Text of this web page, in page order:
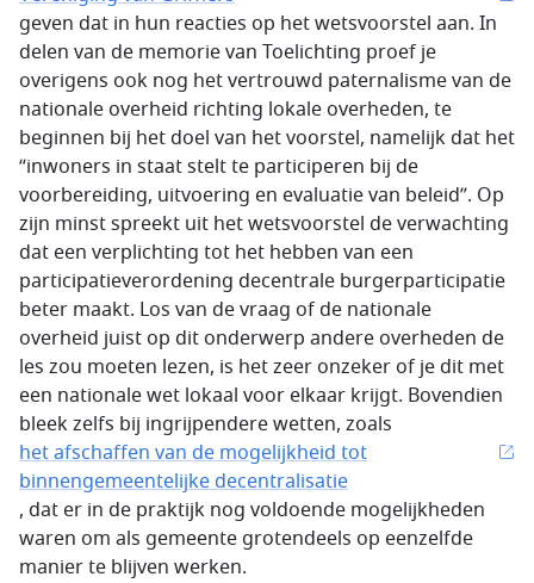
geven dat in hun reacties op het wetsvoorstel aan. In
delen van de memorie van Toelichting proef je
overigens ook nog het vertrouwd paternalisme van de
nationale overheid richting lokale overheden, te
beginnen bij het doel van het voorstel, namelijk dat het
“inwoners in staat stelt te participeren bij de
voorbereiding, uitvoering en evaluatie van beleid”. Op
zijn minst spreekt uit het wetsvoorstel de verwachting
dat een verplichting tot het hebben van een
participatieverordening decentrale burgerparticipatie
beter maakt. Los van de vraag of de nationale
overheid juist op dit onderwerp andere overheden de
les zou moeten lezen, is het zeer onzeker of je dit met
een nationale wet lokaal voor elkaar krijgt. Bovendien
bleek zelfs bij ingrijpendere wetten, zoals
het afschaffen van de mogelijkheid tot
binnengemeentelijke decentralisatie
, dat er in de praktijk nog voldoende mogelijkheden
waren om als gemeente grotendeels op eenzelfde
manier te blijven werken.